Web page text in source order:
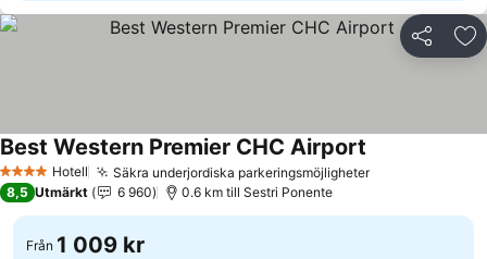
Dela
4 StjärnorHotell Säkra underjordiska parkeringsmöjligheter
Best Western Premier CHC Airport
8,5 Utmärkt 6 960 0.6 km till Sestri Ponente
Från 1 009 kr